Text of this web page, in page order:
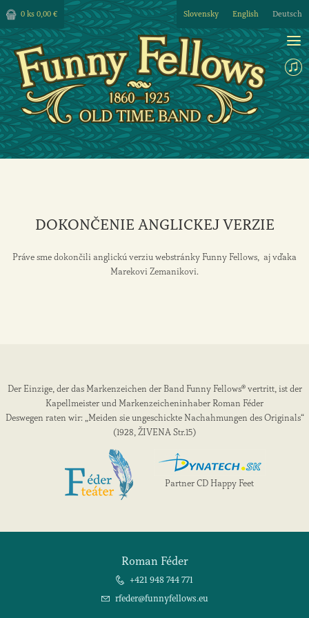
0 ks 0,00 € Slovensky English Deutsch
DOKONČENIE ANGLICKEJ VERZIE
Práve sme dokončili anglickú verziu webstránky Funny Fellows, aj vďaka
Marekovi Zemanikovi.
Der Einzige, der das Markenzeichen der Band Funny Fellows® vertritt, ist der
Kapellmeister und Markenzeicheninhaber Roman Féder
Deswegen raten wir: „Meiden sie ungeschickte Nachahmungen des Originals“
(1928, ŽIVENA Str.15)
Partner CD Happy Feet
Roman Féder
+421 948 744 771
rfeder@funnyfellows.eu